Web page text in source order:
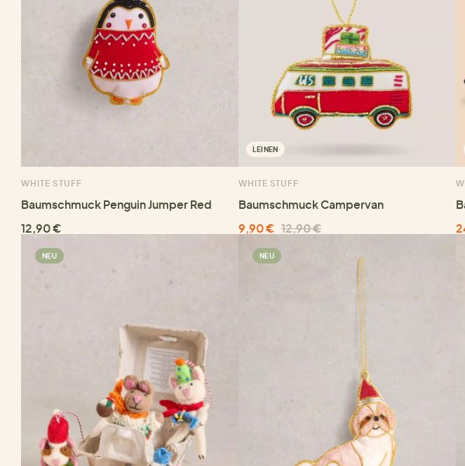
WHITE STUFF
Baumschmuck Penguin Jumper Red
12,90 €
LEINEN
WHITE STUFF
Baumschmuck Campervan
9,90 € 12,90 €
NEU NEU